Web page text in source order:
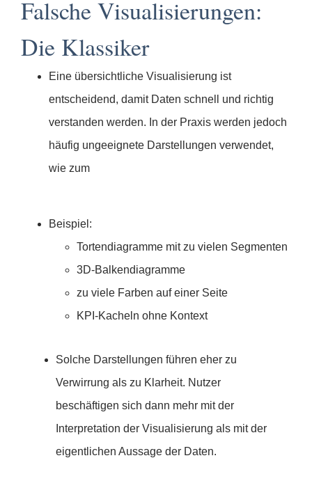
Falsche Visualisierungen:
Die Klassiker
Eine übersichtliche Visualisierung ist
entscheidend, damit Daten schnell und richtig
verstanden werden. In der Praxis werden jedoch
häufig ungeeignete Darstellungen verwendet,
wie zum
Beispiel:
Tortendiagramme mit zu vielen Segmenten
3D-Balkendiagramme
zu viele Farben auf einer Seite
KPI-Kacheln ohne Kontext
Solche Darstellungen führen eher zu
Verwirrung als zu Klarheit. Nutzer
beschäftigen sich dann mehr mit der
Interpretation der Visualisierung als mit der
eigentlichen Aussage der Daten.